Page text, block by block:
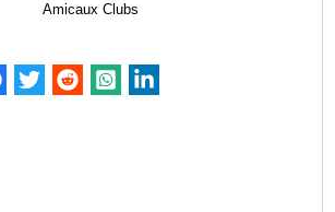
Amicaux Clubs